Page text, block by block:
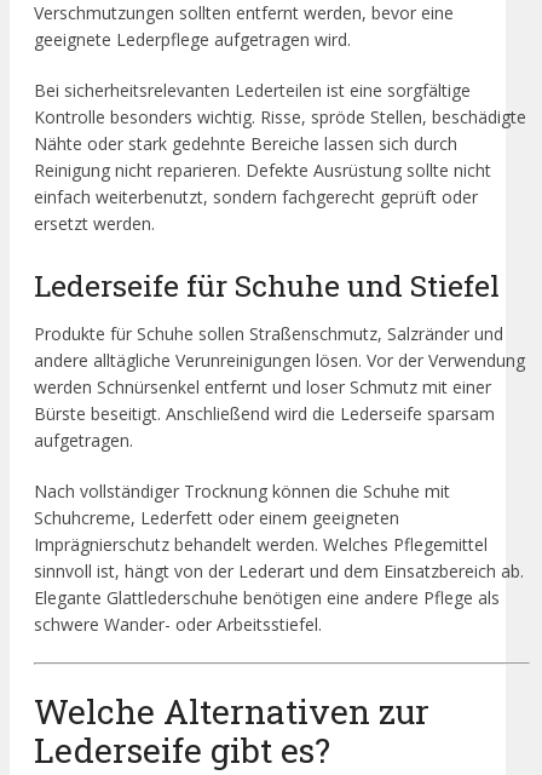
Verschmutzungen sollten entfernt werden, bevor eine
geeignete Lederpflege aufgetragen wird.
Bei sicherheitsrelevanten Lederteilen ist eine sorgfältige
Kontrolle besonders wichtig. Risse, spröde Stellen, beschädigte
Nähte oder stark gedehnte Bereiche lassen sich durch
Reinigung nicht reparieren. Defekte Ausrüstung sollte nicht
einfach weiterbenutzt, sondern fachgerecht geprüft oder
ersetzt werden.
Lederseife für Schuhe und Stiefel
Produkte für Schuhe sollen Straßenschmutz, Salzränder und
andere alltägliche Verunreinigungen lösen. Vor der Verwendung
werden Schnürsenkel entfernt und loser Schmutz mit einer
Bürste beseitigt. Anschließend wird die Lederseife sparsam
aufgetragen.
Nach vollständiger Trocknung können die Schuhe mit
Schuhcreme, Lederfett oder einem geeigneten
Imprägnierschutz behandelt werden. Welches Pflegemittel
sinnvoll ist, hängt von der Lederart und dem Einsatzbereich ab.
Elegante Glattlederschuhe benötigen eine andere Pflege als
schwere Wander- oder Arbeitsstiefel.
Welche Alternativen zur
Lederseife gibt es?